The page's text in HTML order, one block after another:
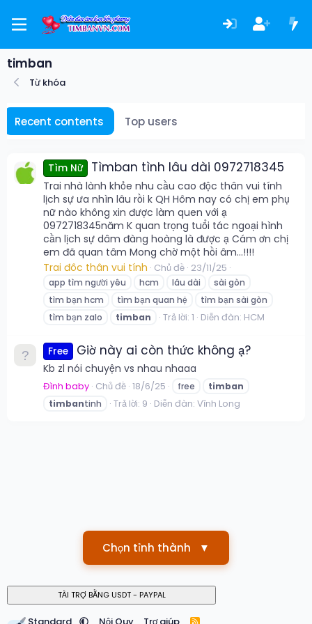
timban
Từ khóa
Recent contents Top users
Tìm Nữ Tìmban tình lâu dài 0972718345
Trai nhà lành khỏe nhu cầu cao độc thân vui tính
lịch sự ưa nhìn lâu rồi k QH Hôm nay có chị em phụ
nữ nào không xin được làm quen với ạ
0972718345năm K quan trọng tuổi tác ngoại hình
cần lịch sự dâm đàng hoàng là được ạ Cám ơn chị
em đã quan tâm Mong chờ một hồi âm...!!!!
Trai đôc thân vui tính Chủ đề 23/11/25
app tìm người yêu hcm lâu dài
sài gòn
tìm bạn hcm
tìm bạn quan hệ
tìm bạn sài gòn
tìm bạn zalo
timban Trả lời: 1 Diễn đàn: HCM
Free Giờ này ai còn thức không ạ?
Kb zl nói chuyện vs nhau nhaaa
Đình baby Chủ đề 18/6/25 free
timban
timbantinh Trả lời: 9 Diễn đàn: Vĩnh Long
Chọn tỉnh thành ▼
R